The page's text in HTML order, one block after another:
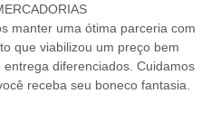
manter uma ótima parceria com
que viabilizou um preço bem
diferenciados. Cuidamos
receba seu boneco fantasia.